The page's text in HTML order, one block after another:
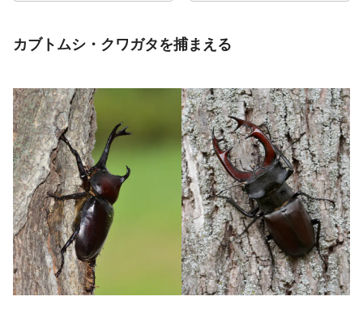
カブトムシ・クワガタを捕まえる